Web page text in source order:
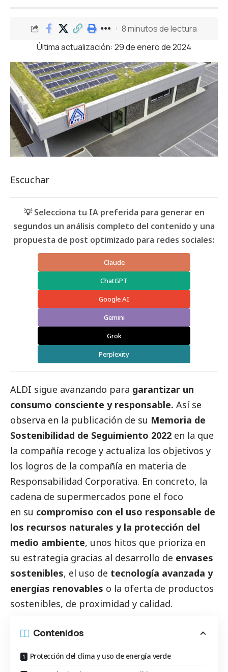
Última actualización: 29 de enero de 2024
8 minutos de lectura
Escuchar
💡 Selecciona tu IA preferida para generar en
segundos un análisis completo del contenido y una
propuesta de post optimizado para redes sociales:
Claude
ChatGPT
Google AI
Gemini
Grok
Perplexity
ALDI sigue avanzando para garantizar un
consumo consciente y responsable. Así se
observa en la publicación de su Memoria de
Sostenibilidad de Seguimiento 2022 en la que
la compañía recoge y actualiza los objetivos y
los logros de la compañía en materia de
Responsabilidad Corporativa. En concreto, la
cadena de supermercados pone el foco
en su compromiso con el uso responsable de
los recursos naturales y la protección del
medio ambiente, unos hitos que prioriza en
su estrategia gracias al desarrollo de envases
sostenibles, el uso de tecnología avanzada y
energías renovables o la oferta de productos
sostenibles, de proximidad y calidad.
Contenidos
Protección del clima y uso de energía verde